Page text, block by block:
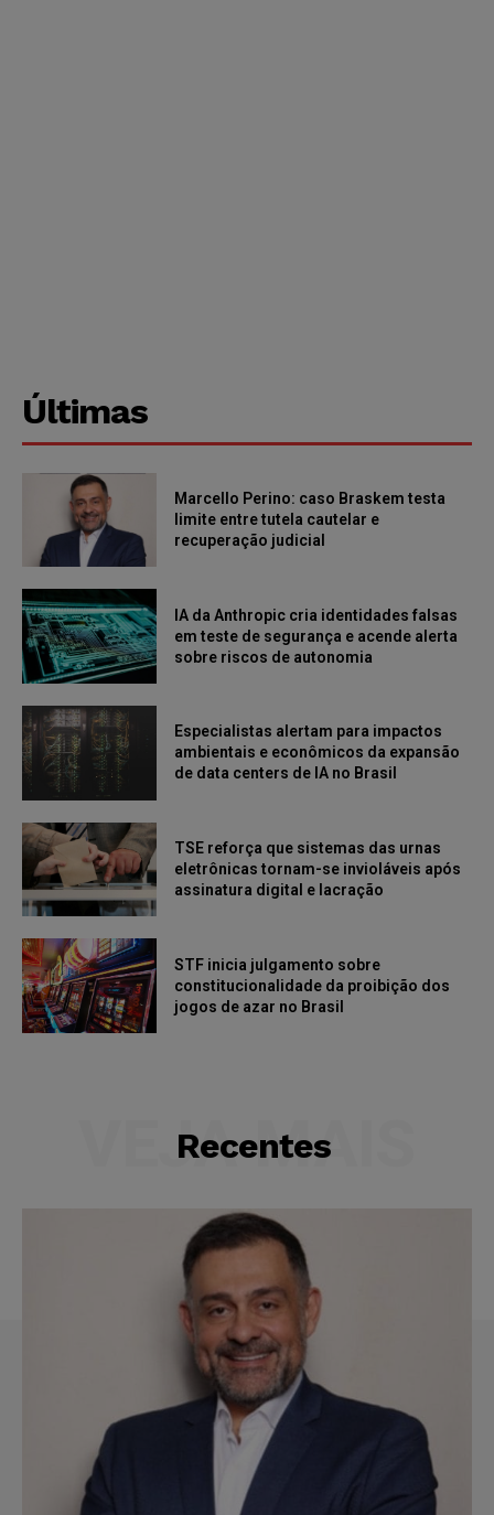
Últimas
Marcello Perino: caso Braskem testa
limite entre tutela cautelar e
recuperação judicial
IA da Anthropic cria identidades falsas
em teste de segurança e acende alerta
sobre riscos de autonomia
Especialistas alertam para impactos
ambientais e econômicos da expansão
de data centers de IA no Brasil
TSE reforça que sistemas das urnas
eletrônicas tornam-se invioláveis após
assinatura digital e lacração
STF inicia julgamento sobre
constitucionalidade da proibição dos
jogos de azar no Brasil
Recentes
VEJA MAIS